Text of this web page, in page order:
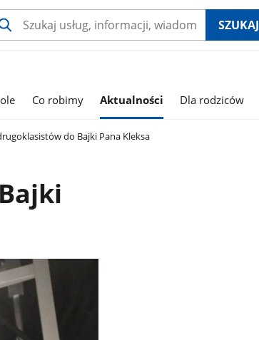
SZUKAJ
Co robimy Aktualności Dla rodziców
do Bajki Pana Kleksa